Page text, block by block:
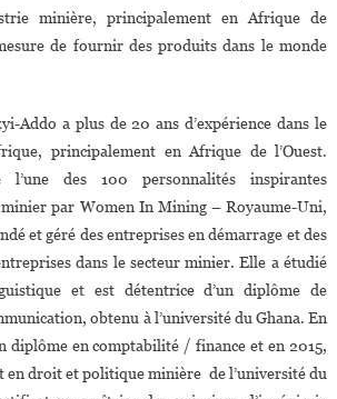
minière, principalement en Afrique de
de fournir des produits dans le monde
Addo a plus de 20 ans d’expérience dans le
principalement en Afrique de l’Ouest.
l’une des 100 personnalités inspirantes
par Women In Mining – Royaume-Uni,
et géré des entreprises en démarrage et des
dans le secteur minier. Elle a étudié
et est détentrice d’un diplôme de
obtenu à l’université du Ghana. En
diplôme en comptabilité / finance et en 2015,
en droit et politique minière de l’université du